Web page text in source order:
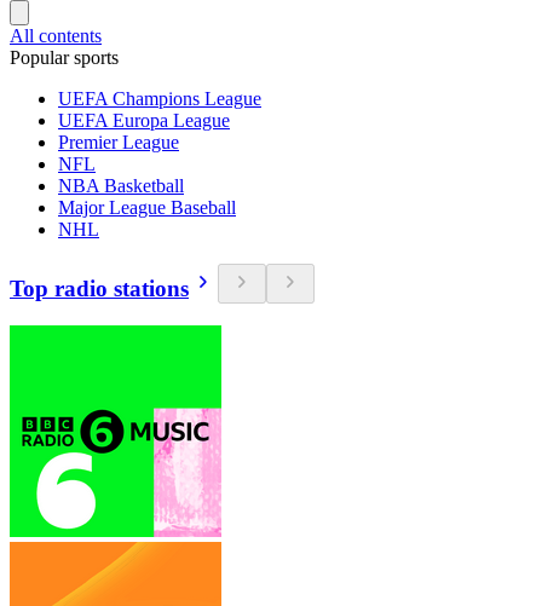
All contents
Popular sports
UEFA Champions League
UEFA Europa League
Premier League
NFL
NBA Basketball
Major League Baseball
NHL
Top radio stations